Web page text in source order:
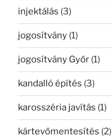
injektálás (3)
jogosítvány (1)
jogosítvány Győr (1)
kandalló építés (3)
karosszéria javítás (1)
kártevőmentesítés (2)